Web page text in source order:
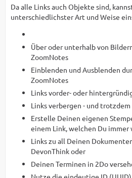
Da alle Links auch Objekte sind,
unterschiedlichster Art und Weise
Über oder unterhalb von
ZoomNotes
Einblenden und Ausblenden
ZoomNotes
Links vorder- oder
Links verbergen - und
Erstelle Deinen eigenen
einem Link, welchen Du
Links zu all Deinen
DevonThink oder
Deinen Terminen in 2Do